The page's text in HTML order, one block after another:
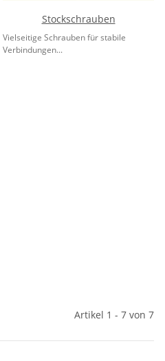
Stockschrauben
Vielseitige Schrauben für stabile
Verbindungen...
Artikel 1 - 7 von 7